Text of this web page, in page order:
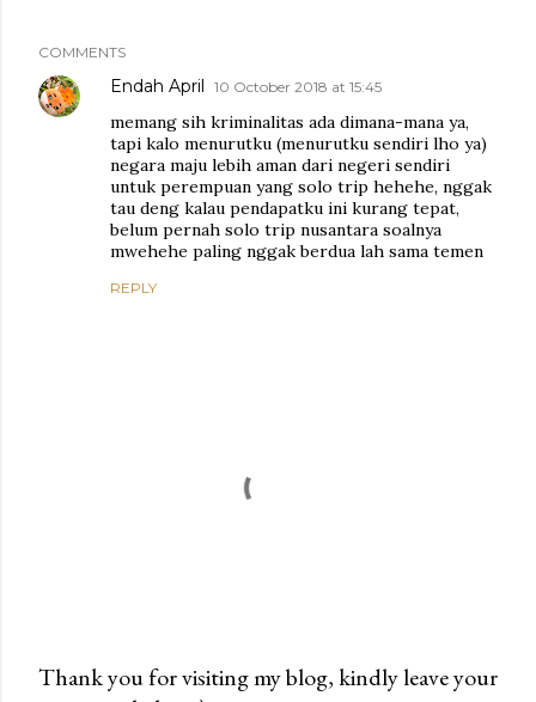
COMMENTS
Endah April 10 October 2018 at 15:45
memang sih kriminalitas ada dimana-mana ya,
tapi kalo menurutku (menurutku sendiri lho ya)
negara maju lebih aman dari negeri sendiri
untuk perempuan yang solo trip hehehe, nggak
tau deng kalau pendapatku ini kurang tepat,
belum pernah solo trip nusantara soalnya
mwehehe paling nggak berdua lah sama temen
REPLY
Thank you for visiting my blog, kindly leave your